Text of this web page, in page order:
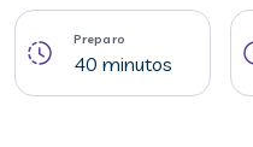
Preparo
40 minutos